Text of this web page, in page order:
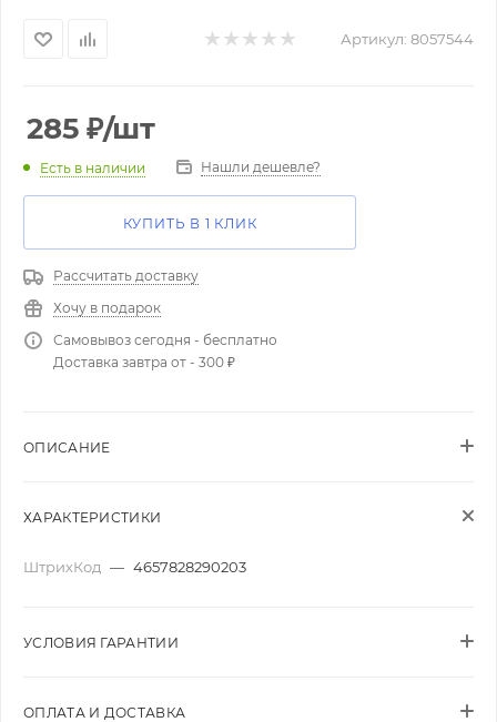
Артикул: 8057544
285 ₽/шт
Есть в наличии Нашли дешевле?
КУПИТЬ В 1 КЛИК
Рассчитать доставку
Хочу в подарок
Самовывоз сегодня - бесплатно
Доставка завтра от - 300 ₽
ОПИСАНИЕ
ХАРАКТЕРИСТИКИ
ШтрихКод — 4657828290203
УСЛОВИЯ ГАРАНТИИ
ОПЛАТА И ДОСТАВКА